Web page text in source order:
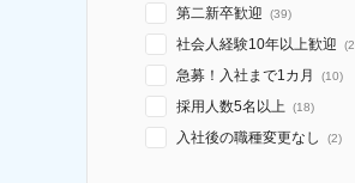
第二新卒歓迎 (39)
社会人経験10年以上歓迎 (
急募！入社まで1カ月 (10)
採用人数5名以上 (18)
入社後の職種変更なし (2)